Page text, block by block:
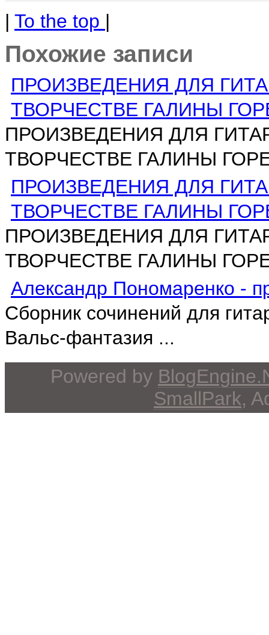
| To the top |
Похожие записи
ПРОИЗВЕДЕНИЯ ДЛЯ
ТВОРЧЕСТВЕ ГАЛИНЫ
ПРОИЗВЕДЕНИЯ ДЛЯ
ТВОРЧЕСТВЕ ГАЛИНЫ
ПРОИЗВЕДЕНИЯ ДЛЯ
ТВОРЧЕСТВЕ ГАЛИНЫ
ПРОИЗВЕДЕНИЯ ДЛЯ
ТВОРЧЕСТВЕ ГАЛИНЫ
Александр Пономаренко -
Сборник сочинений для
Вальс-фантазия ...
Powered by
SmallPark,